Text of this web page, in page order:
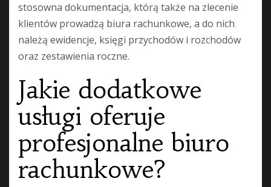
stosowna dokumentacja, którą także na zlecenie
klientów prowadzą biura rachunkowe, a do nich
należą ewidencje, księgi przychodów i rozchodów
oraz zestawienia roczne.
Jakie dodatkowe
usługi oferuje
profesjonalne biuro
rachunkowe?